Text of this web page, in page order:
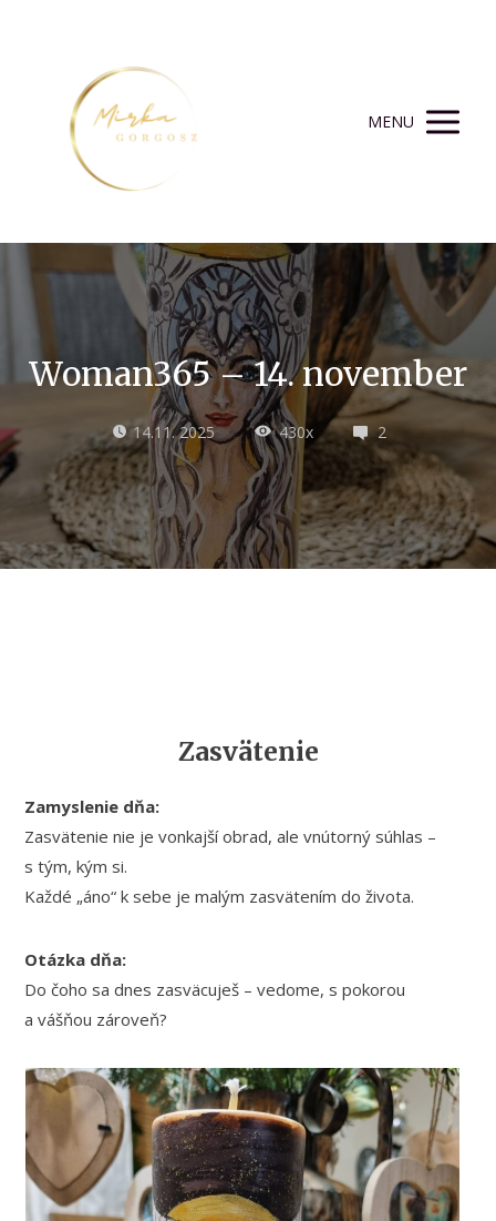
MENU
Woman365 – 14. november
14.11. 2025 430x 2
Zasvätenie
Zamyslenie dňa:
Zasvätenie nie je vonkajší obrad, ale vnútorný súhlas –
s tým, kým si.
Každé „áno“ k sebe je malým zasvätením do života.
Otázka dňa:
Do čoho sa dnes zasväcuješ – vedome, s pokorou
a vášňou zároveň?